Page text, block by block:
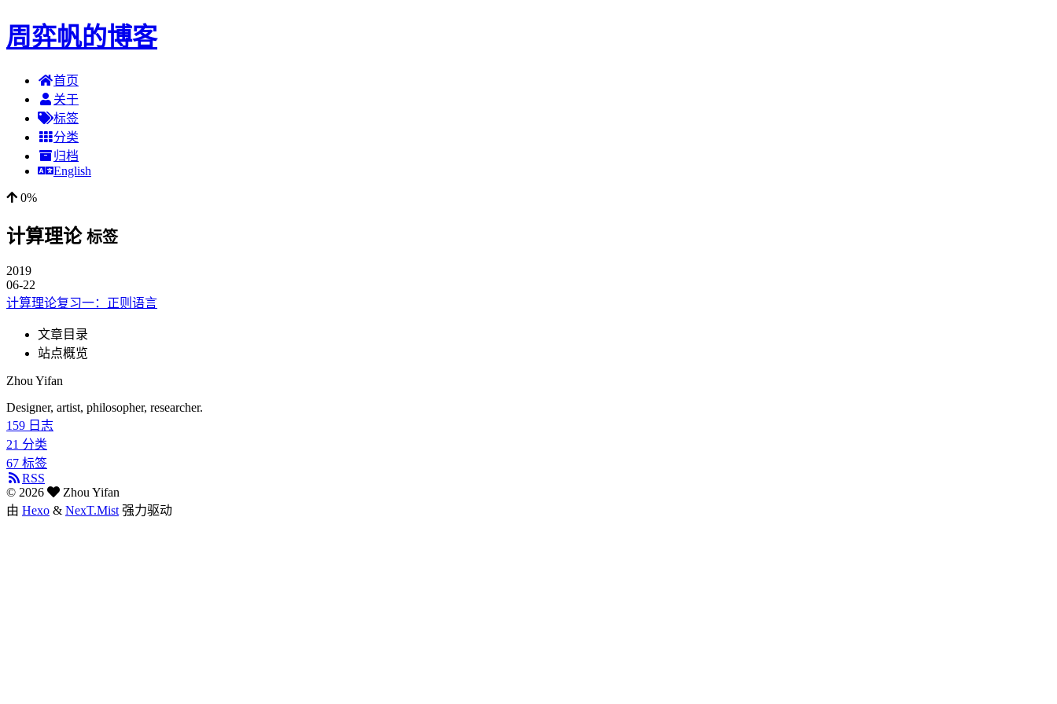
周弈帆的博客
首页
关于
标签
分类
归档
English
0%
计算理论 标签
2019
06-22
计算理论复习一：正则语言
文章目录
站点概览
Zhou Yifan
Designer, artist, philosopher, researcher.
159 日志
21 分类
67 标签
RSS
© 2026
Zhou Yifan
由 Hexo & NexT.Mist 强力驱动